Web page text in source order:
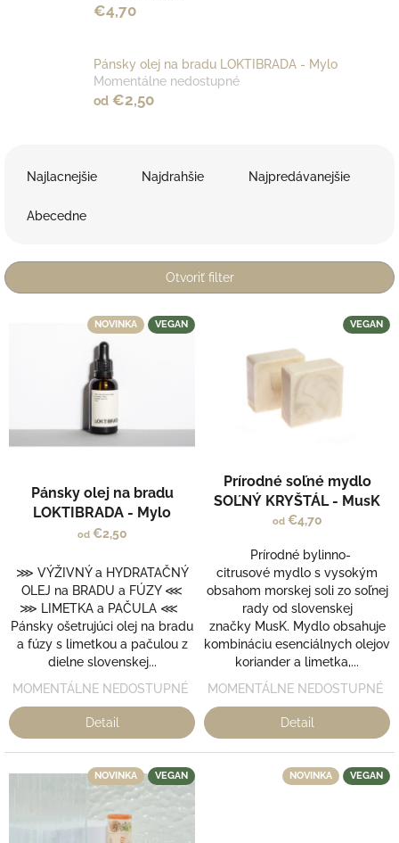
€4,70
Pánsky olej na bradu LOKTIBRADA - Mylo
Momentálne nedostupné
od €2,50
e
p
o
v
Najlacnejšie Najdrahšie Najpredávanejšie
Abecedne
Otvoriť filter
r
NOVINKA VEGAN
Pánsky olej na bradu
LOKTIBRADA - Mylo
od€2,50
⋙ VÝŽIVNÝ a HYDRATAČNÝ
OLEJ na BRADU a FÚZY ⋘
⋙ LIMETKA a PAČULA ⋘
Pánsky ošetrujúci olej na bradu
a fúzy s limetkou a pačulou z
dielne slovenskej...
MOMENTÁLNE NEDOSTUPNÉ
Detail
VEGAN
Prírodné soľné mydlo
SOĽNÝ KRYŠTÁL - MusK
od€4,70
Prírodné bylinno-
citrusové mydlo s vysokým
obsahom morskej soli zo soľnej
rady od slovenskej
značky MusK. Mydlo obsahuje
kombináciu esenciálnych olejov
koriander a limetka,...
MOMENTÁLNE NEDOSTUPNÉ
Detail
NOVINKA VEGAN NOVINKA VEGAN